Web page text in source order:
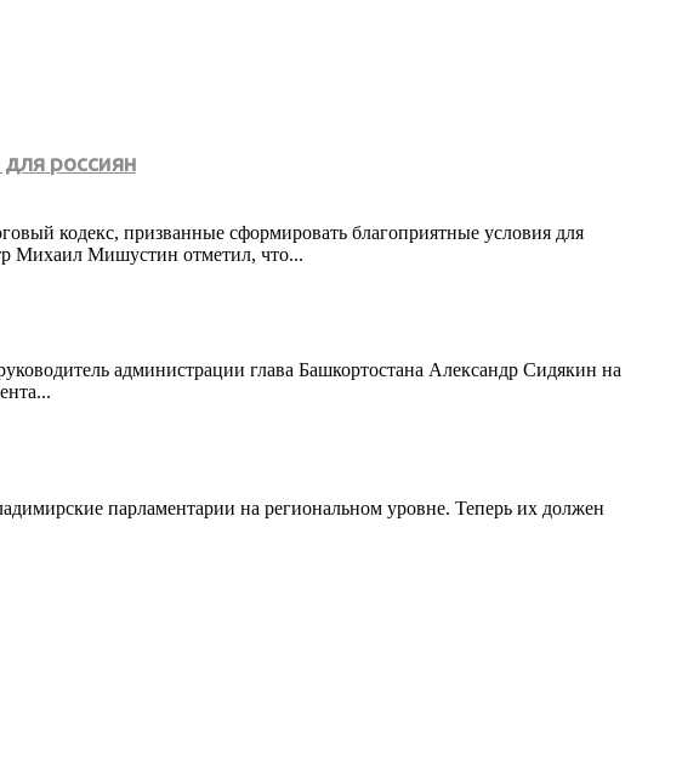
россиян
кодекс, призванные сформировать благоприятные условия для
Михаил Мишустин отметил, что...
администрации глава Башкортостана Александр Сидякин на
парламентарии на региональном уровне. Теперь их должен